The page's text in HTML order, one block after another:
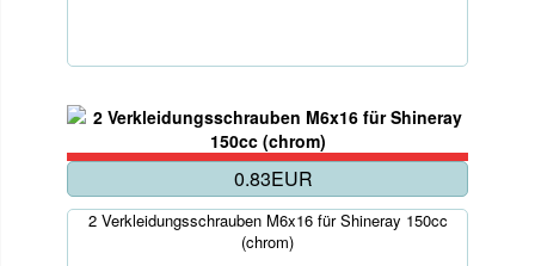
0.83EUR
2 Verkleidungsschrauben M6x16 für Shineray 150cc
(chrom)